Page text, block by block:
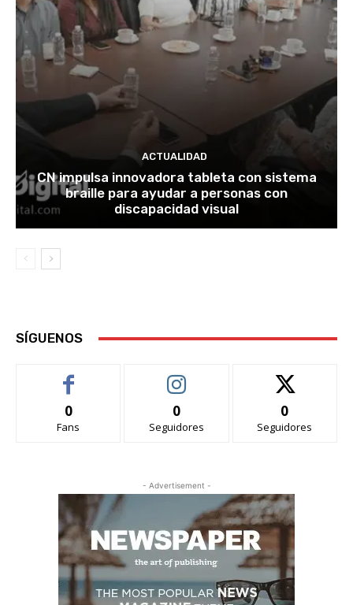
ACTUALIDAD
CN impulsa innovadora tableta con sistema
braille para ayudar a personas con
discapacidad visual
SÍGUENOS
0
Fans
0
Seguidores
0
Seguidores
- Advertisement -